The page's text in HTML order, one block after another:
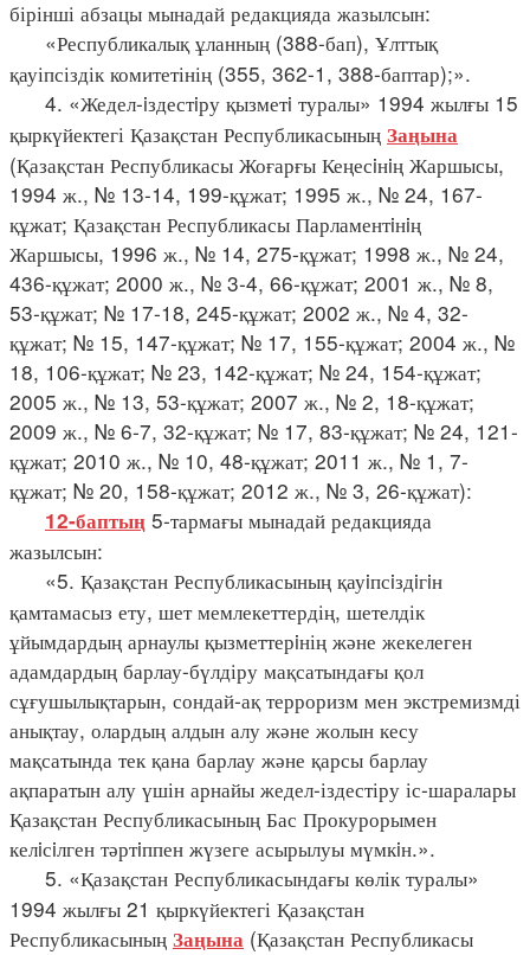
бірінші абзацы мынадай редакцияда жазылсын:
«Республикалық ұланның (388-бап), Ұлттық
қауіпсіздік комитетінің (355, 362-1, 388-баптар);».
4. «Жедел-iздестiру қызметi туралы» 1994 жылғы 15
қыркүйектегі Қазақстан Республикасының Заңына
(Қазақстан Республикасы Жоғарғы Кеңесiнiң Жаршысы,
1994 ж., № 13-14, 199-құжат; 1995 ж., № 24, 167-
құжат; Қазақстан Республикасы Парламентiнiң
Жаршысы, 1996 ж., № 14, 275-құжат; 1998 ж., № 24,
436-құжат; 2000 ж., № 3-4, 66-құжат; 2001 ж., № 8,
53-құжат; № 17-18, 245-құжат; 2002 ж., № 4, 32-
құжат; № 15, 147-құжат; № 17, 155-құжат; 2004 ж., №
18, 106-құжат; № 23, 142-құжат; № 24, 154-құжат;
2005 ж., № 13, 53-құжат; 2007 ж., № 2, 18-құжат;
2009 ж., № 6-7, 32-құжат; № 17, 83-құжат; № 24, 121-
құжат; 2010 ж., № 10, 48-құжат; 2011 ж., № 1, 7-
құжат; № 20, 158-құжат; 2012 ж., № 3, 26-құжат):
12-баптың 5-тармағы мынадай редакцияда
жазылсын:
«5. Қазақстан Республикасының қауiпсiздiгiн
қамтамасыз ету, шет мемлекеттердің, шетелдік
ұйымдардың арнаулы қызметтерiнің және жекелеген
адамдардың барлау-бүлдіру мақсатындағы қол
сұғушылықтарын, сондай-ақ терроризм мен экстремизмді
анықтау, олардың алдын алу және жолын кесу
мақсатында тек қана барлау және қарсы барлау
ақпаратын алу үшін арнайы жедел-іздестіру іс-шаралары
Қазақстан Республикасының Бас Прокурорымен
келiсiлген тәртiппен жүзеге асырылуы мүмкiн.».
5. «Қазақстан Республикасындағы көлік туралы»
1994 жылғы 21 қыркүйектегі Қазақстан
Республикасының Заңына (Қазақстан Республикасы